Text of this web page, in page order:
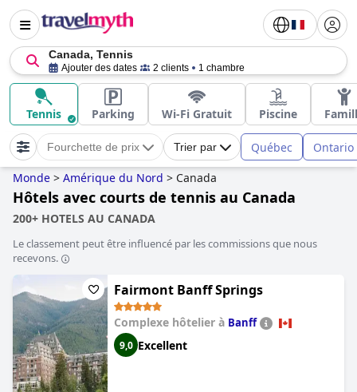
Canada, Tennis
Ajouter des dates 2 clients 1 chambre
Tennis Parking Wi-Fi Gratuit Piscine
Fourchette de prix Trier par Québec Ontario
Monde > Amérique du Nord > Canada
Hôtels avec courts de tennis au Canada
200+ HOTELS AU CANADA
Le classement peut être influencé par les commissions que nous
recevons.
Fairmont Banff Springs
Complexe hôtelier à Banff
9,0 Excellent